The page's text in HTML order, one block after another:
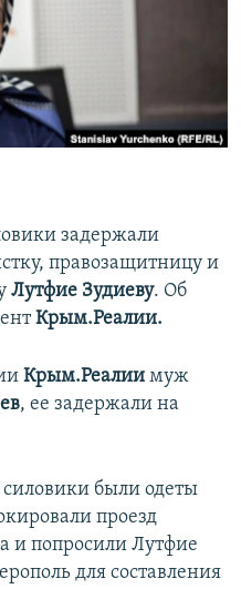
задержали
правозащитницу и
Лутфие Зудиеву. Об
Крым.Реалии.
Крым.Реалии муж
, ее задержали на
были одеты
проезд
и попросили Лутфие
для составления